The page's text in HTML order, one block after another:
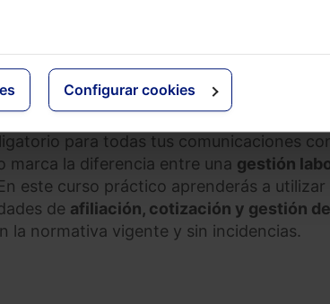
Configurar cookies
para todas tus comunicaciones
marca la diferencia entre una gestión
este curso práctico aprenderás a utilizar
de afiliación, cotización y gestión de
la normativa vigente y sin incidencias.